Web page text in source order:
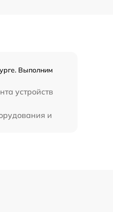
Выполним
устройств
и